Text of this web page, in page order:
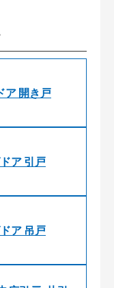
ア 開き戸
ア 引戸
ア 吊戸